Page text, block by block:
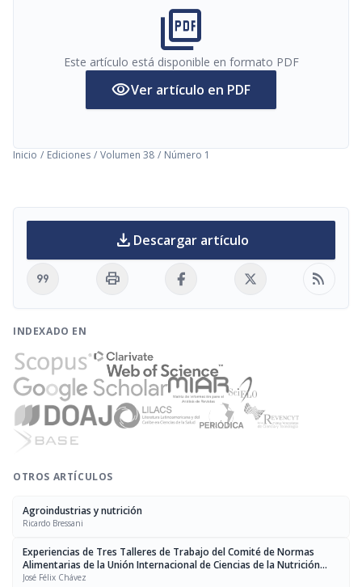
picture_as_pdf
Este artículo está disponible en formato PDF
visibilityVer artículo en PDF
Inicio / Ediciones / Volumen 38 / Número 1
download Descargar artículo
format_quote print rss_feed
INDEXADO EN
OTROS ARTÍCULOS
Agroindustrias y nutrición
Ricardo Bressani
Experiencias de Tres Talleres de Trabajo del Comité de Normas
Alimentarias de la Unión Internacional de Ciencias de la Nutrición
(IUNS)
José Félix Chávez